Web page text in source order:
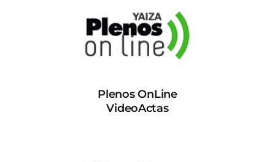
Plenos OnLine
VideoActas